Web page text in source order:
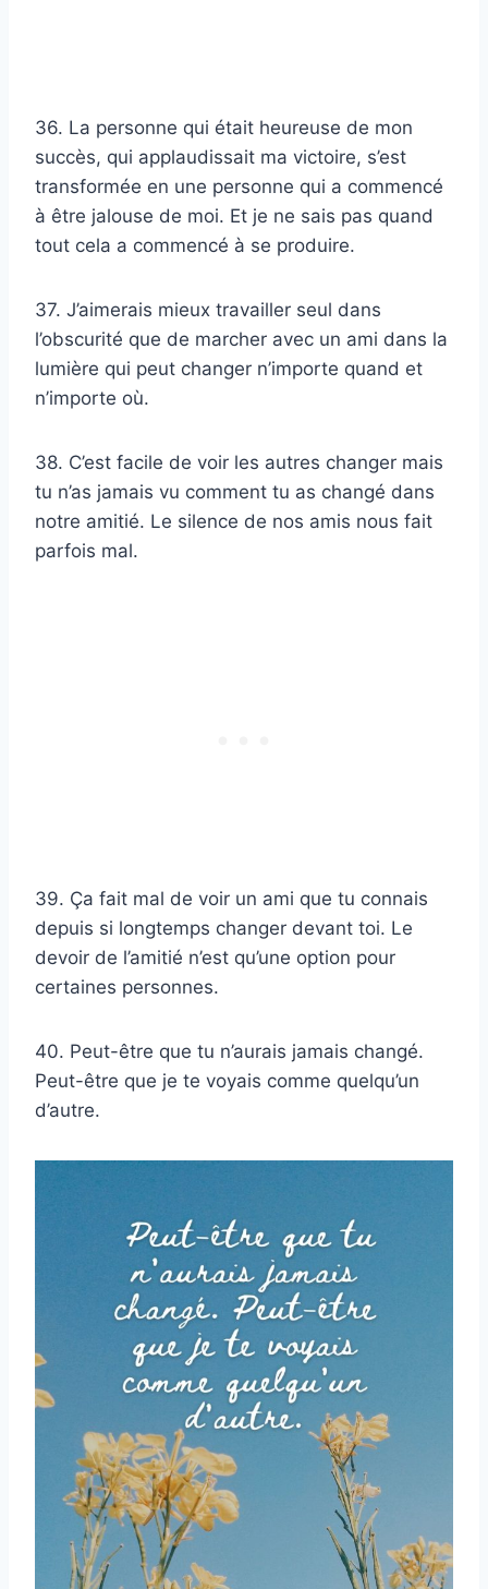
36. La personne qui était heureuse de mon
succès, qui applaudissait ma victoire, s’est
transformée en une personne qui a commencé
à être jalouse de moi. Et je ne sais pas quand
tout cela a commencé à se produire.
37. J’aimerais mieux travailler seul dans
l’obscurité que de marcher avec un ami dans la
lumière qui peut changer n’importe quand et
n’importe où.
38. C’est facile de voir les autres changer mais
tu n’as jamais vu comment tu as changé dans
notre amitié. Le silence de nos amis nous fait
parfois mal.
39. Ça fait mal de voir un ami que tu connais
depuis si longtemps changer devant toi. Le
devoir de l’amitié n’est qu’une option pour
certaines personnes.
40. Peut-être que tu n’aurais jamais changé.
Peut-être que je te voyais comme quelqu’un
d’autre.